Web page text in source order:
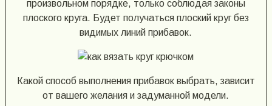
произвольном порядке, только соблюдая законы
плоского круга. Будет получаться плоский круг без
видимых линий прибавок.
Какой способ выполнения прибавок выбрать, зависит
от вашего желания и задуманной модели.